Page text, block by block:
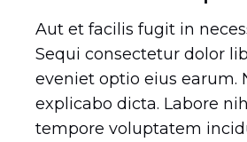
Aut et facilis fugit in
Sequi consectetur dolor
eveniet optio eius earum.
explicabo dicta. Labore
tempore voluptatem
DETAILS